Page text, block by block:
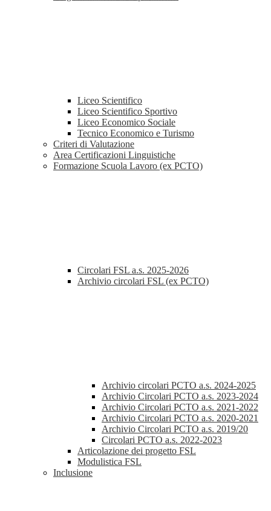
Liceo Scientifico
Liceo Scientifico Sportivo
Liceo Economico Sociale
Tecnico Economico e Turismo
Criteri di Valutazione
Area Certificazioni Linguistiche
Formazione Scuola Lavoro (ex PCTO)
Circolari FSL a.s. 2025-2026
Archivio circolari FSL (ex PCTO)
Archivio circolari PCTO a.s. 2024-2025
Archivio Circolari PCTO a.s. 2023-2024
Archivio Circolari PCTO a.s. 2021-2022
Archivio Circolari PCTO a.s. 2020-2021
Archivio Circolari PCTO a.s. 2019/20
Circolari PCTO a.s. 2022-2023
Articolazione dei progetto FSL
Modulistica FSL
Inclusione